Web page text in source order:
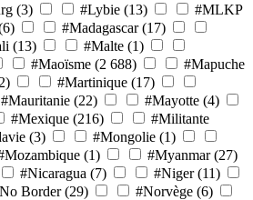
(3) #Lybie (13)
#MLKP
#Madagascar (17)
(13) #Malte (1)
#Maoïsme (2 688)
#Mapuche
#Martinique (17)
#Mauritanie (22) #Mayotte (4)
#Mexique (216)
#Militante
(3) #Mongolie (1)
(1) #Myanmar (27)
#Nicaragua (7) #Niger (11)
Border (29) #Norvège (6)